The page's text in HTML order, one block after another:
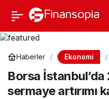
Haberler Ekonomi
Borsa
sermaye artırımı
Borsa İstanbul’da 2
şirket bedelsiz sermaye
artırımı kararı aldı